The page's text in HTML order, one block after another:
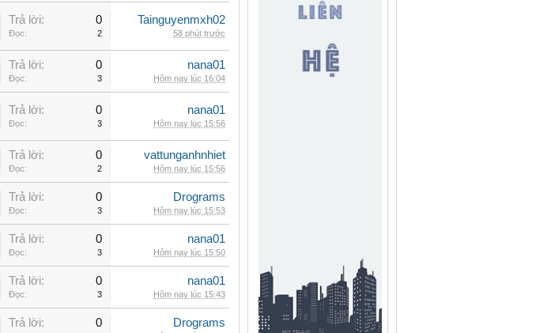
Trả lời: 0
Đọc: 2
Tainguyenmxh02
58 phút trước
Trả lời: 0
Đọc: 3
nana01
Hôm nay lúc 16:04
Trả lời: 0
Đọc: 3
nana01
Hôm nay lúc 15:56
Trả lời: 0
Đọc: 2
vattunganhnhiet
Hôm nay lúc 15:56
Trả lời: 0
Đọc: 3
Drograms
Hôm nay lúc 15:53
Trả lời: 0
Đọc: 3
nana01
Hôm nay lúc 15:50
Trả lời: 0
Đọc: 3
nana01
Hôm nay lúc 15:43
Trả lời: 0 Drograms